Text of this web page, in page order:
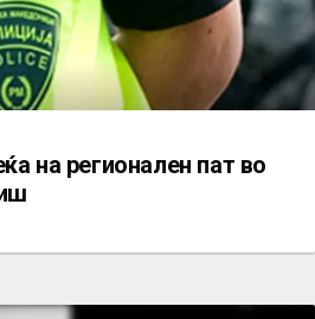
на регионален пат во